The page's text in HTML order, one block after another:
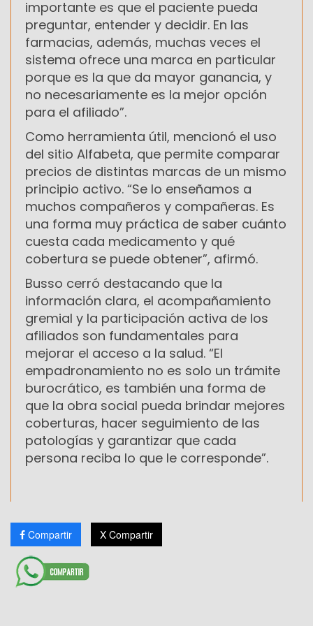
importante es que el paciente pueda
preguntar, entender y decidir. En las
farmacias, además, muchas veces el
sistema ofrece una marca en particular
porque es la que da mayor ganancia, y
no necesariamente es la mejor opción
para el afiliado”.
Como herramienta útil, mencionó el uso
del sitio Alfabeta, que permite comparar
precios de distintas marcas de un mismo
principio activo. “Se lo enseñamos a
muchos compañeros y compañeras. Es
una forma muy práctica de saber cuánto
cuesta cada medicamento y qué
cobertura se puede obtener”, afirmó.
Busso cerró destacando que la
información clara, el acompañamiento
gremial y la participación activa de los
afiliados son fundamentales para
mejorar el acceso a la salud. “El
empadronamiento no es solo un trámite
burocrático, es también una forma de
que la obra social pueda brindar mejores
coberturas, hacer seguimiento de las
patologías y garantizar que cada
persona reciba lo que le corresponde”.
Compartir X Compartir